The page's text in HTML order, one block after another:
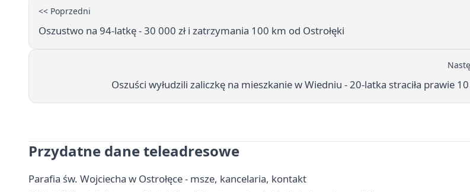
<< Poprzedni
Oszustwo na 94-latkę - 30 000 zł i zatrzymania 100 km od Ostrołęki
Oszuści wyłudzili zaliczkę na mieszkanie w Wiedniu - 20-latka straciła prawie 10
Przydatne dane teleadresowe
Parafia św. Wojciecha w Ostrołęce - msze, kancelaria, kontakt